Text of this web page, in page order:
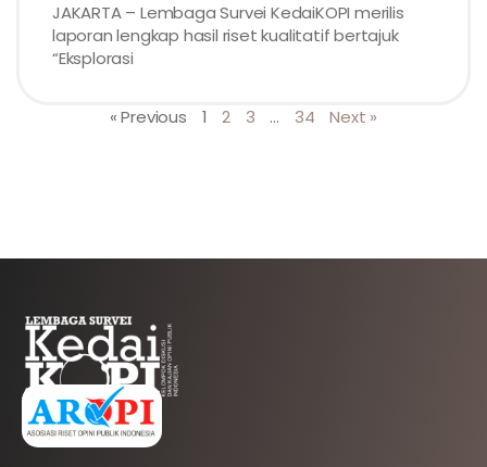
JAKARTA – Lembaga Survei KedaiKOPI merilis
laporan lengkap hasil riset kualitatif bertajuk
“Eksplorasi
« Previous 1 2 3 … 34 Next »
AFILIASI